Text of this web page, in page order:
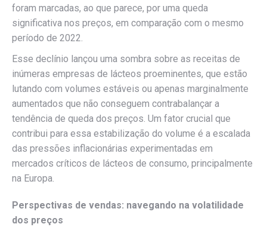
foram marcadas, ao que parece, por uma queda
significativa nos preços, em comparação com o mesmo
período de 2022.
Esse declínio lançou uma sombra sobre as receitas de
inúmeras empresas de lácteos proeminentes, que estão
lutando com volumes estáveis ou apenas marginalmente
aumentados que não conseguem contrabalançar a
tendência de queda dos preços. Um fator crucial que
contribui para essa estabilização do volume é a escalada
das pressões inflacionárias experimentadas em
mercados críticos de lácteos de consumo, principalmente
na Europa.
Perspectivas de vendas: navegando na volatilidade
dos preços